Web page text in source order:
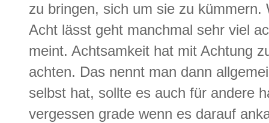
zu bringen, sich um sie zu
Acht lässt geht manchmal sehr viel
meint. Achtsamkeit hat mit Achtung
achten. Das nennt man dann
selbst hat, sollte es auch für andere
vergessen grade wenn es darauf